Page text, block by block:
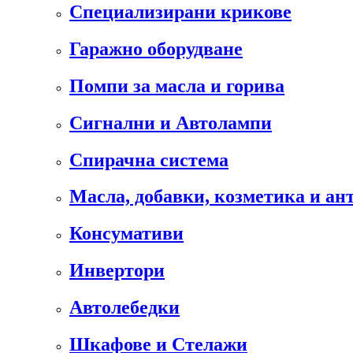
Специализирани крикове
Гаражно оборудване
Помпи за масла и горива
Сигнални и Автолампи
Спирачна система
Масла, добавки, козметика и
Консумативи
Инвертори
Автолебедки
Шкафове и Стелажи